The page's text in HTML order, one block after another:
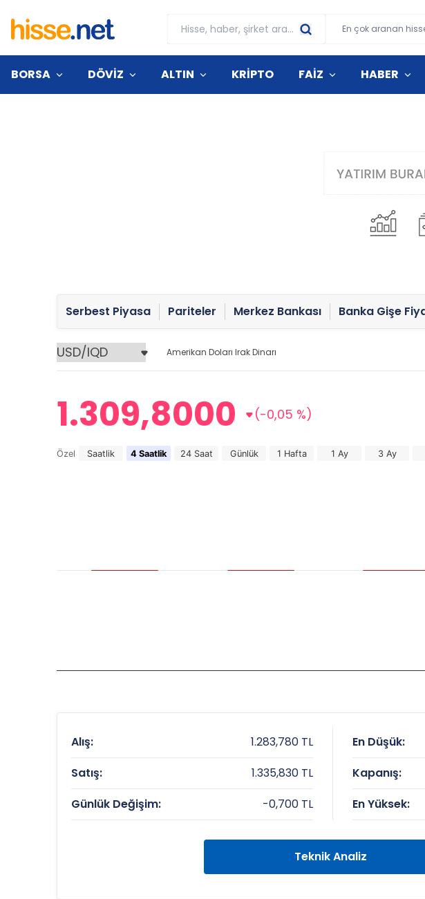
En çok aranan
BORSA DÖVİZ ALTIN KRİPTO FAİZ HABER
Serbest Piyasa Pariteler Merkez Bankası Banka Gişe
Amerikan Doları Irak Dinarı
1.309,8000 (-0,05 %)
Özel Saatlik 4 Saatlik 24 Saat Günlük 1 Hafta 1 Ay 3 Ay
Alış:
1.283,780 TL
Satış:
1.335,830 TL
Günlük Değişim:
-0,700 TL
En Düşük:
Kapanış:
En Yüksek:
Teknik Analiz